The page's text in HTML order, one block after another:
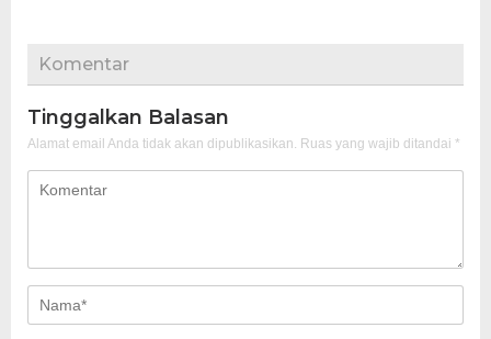
Komentar
Tinggalkan Balasan
Alamat email Anda tidak akan dipublikasikan. Ruas yang wajib ditandai *